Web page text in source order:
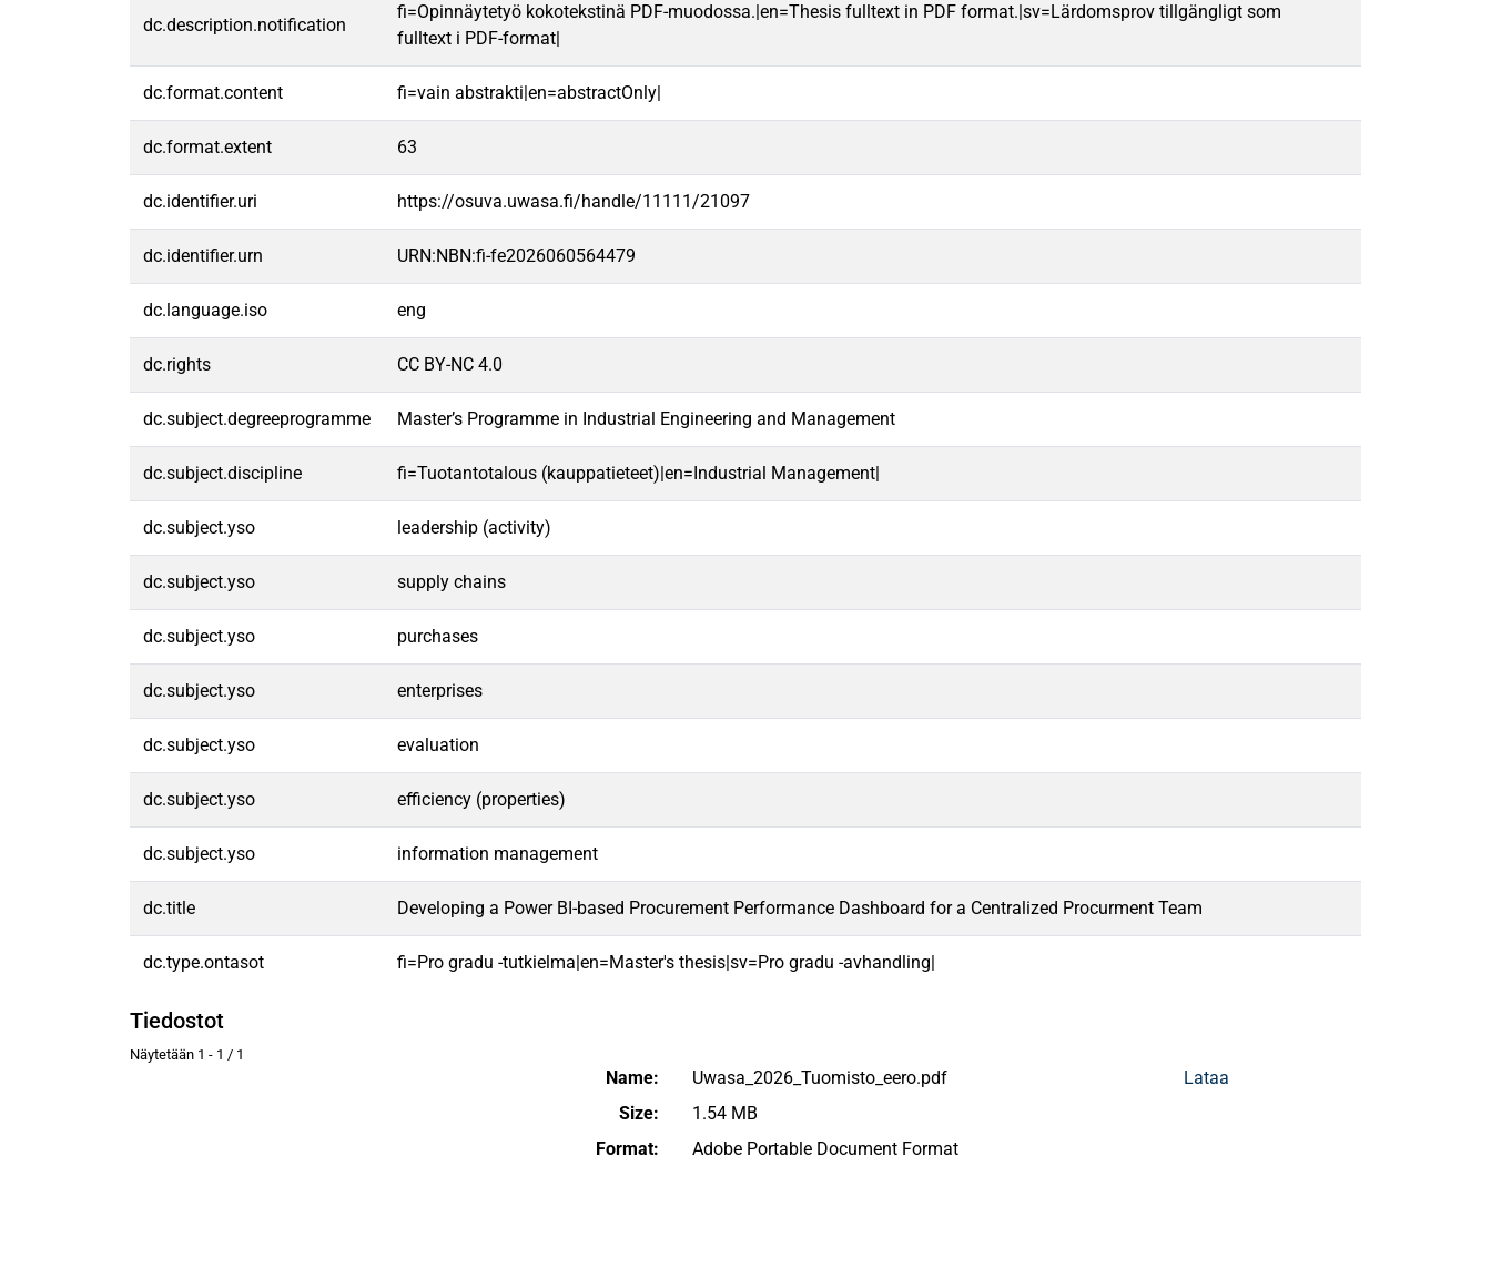
dc.description.notification
fi=Opinnäytetyö kokotekstinä PDF-muodossa.|en=Thesis fulltext in PDF format.|sv=Lärdomsprov tillgängligt som
fulltext i PDF-format|
dc.format.content fi=vain abstrakti|en=abstractOnly|
dc.format.extent 63
dc.identifier.uri https://osuva.uwasa.fi/handle/11111/21097
dc.identifier.urn URN:NBN:fi-fe2026060564479
dc.language.iso eng
dc.rights CC BY-NC 4.0
dc.subject.degreeprogramme Master’s Programme in Industrial Engineering and Management
dc.subject.discipline fi=Tuotantotalous (kauppatieteet)|en=Industrial Management|
dc.subject.yso leadership (activity)
dc.subject.yso supply chains
dc.subject.yso purchases
dc.subject.yso enterprises
dc.subject.yso evaluation
dc.subject.yso efficiency (properties)
dc.subject.yso information management
dc.title Developing a Power BI-based Procurement Performance Dashboard for a Centralized Procurment Team
dc.type.ontasot fi=Pro gradu -tutkielma|en=Master's thesis|sv=Pro gradu -avhandling|
Tiedostot
Näytetään 1 - 1 / 1
Name:
Uwasa_2026_Tuomisto_eero.pdf
Size:
1.54 MB
Format:
Adobe Portable Document Format
Lataa